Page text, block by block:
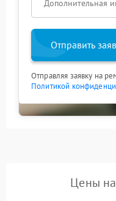
Отправить
Отправляя заявку на
Политикой
Цены